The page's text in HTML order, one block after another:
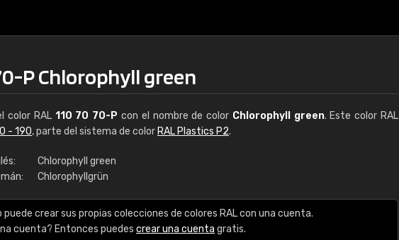
P Chlorophyll green
color RAL 110 70 70-P con el nombre de color Chlorophyll green. Este color RAL
- 190, parte del sistema de color RAL Plastics P2.
Chlorophyll green
Chlorophyllgrün
puede crear sus propias colecciones de colores RAL con una cuenta.
cuenta? Entonces puedes crear una cuenta gratis.RAL K7 a base de agua